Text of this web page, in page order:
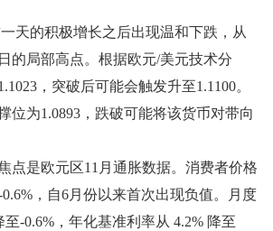
天的积极增长之后出现温和下跌，从
的局部高点。根据欧元/美元技术分
，突破后可能会触发升至1.1100。
位为1.0893，跌破可能将该货币对带向
点是欧元区11月通胀数据。消费者价格
，自6月份以来首次出现负值。月度
-0.6%，年化基准利率从 4.2% 降至